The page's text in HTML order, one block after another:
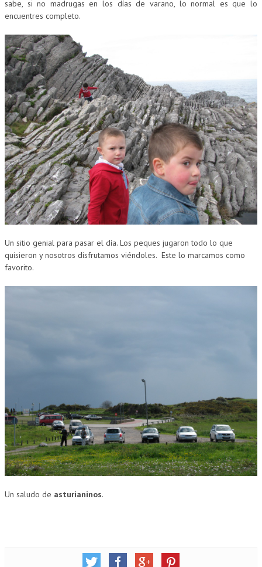
sabe, si no madrugas en los días de varano, lo normal es que lo
encuentres completo.
Un sitio genial para pasar el día. Los peques jugaron todo lo que
quisieron y nosotros disfrutamos viéndoles. Este lo marcamos como
favorito.
Un saludo de asturianinos.